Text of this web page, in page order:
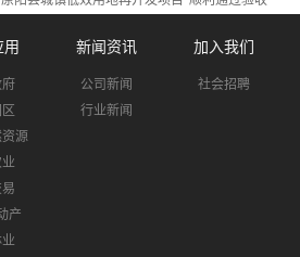
用
源
产
新闻资讯
公司新闻
行业新闻
加入我们
社会招聘